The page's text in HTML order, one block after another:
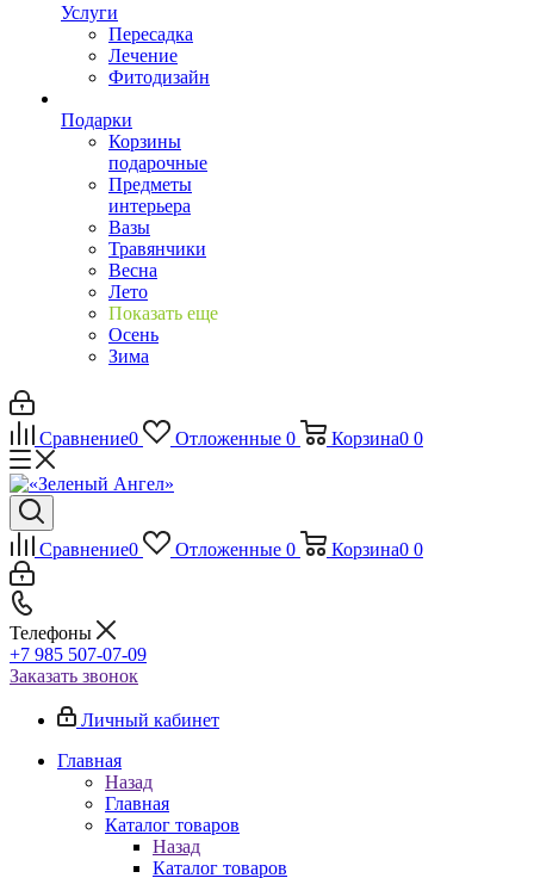
Услуги
Пересадка
Лечение
Фитодизайн
Подарки
Корзины
подарочные
Предметы
интерьера
Вазы
Травянчики
Весна
Лето
Показать еще
Осень
Зима
Сравнение0 Отложенные 0 Корзина0 0
Сравнение0 Отложенные 0 Корзина0 0
Телефоны
+7 985 507-07-09
Заказать звонок
Личный кабинет
Главная
Назад
Главная
Каталог товаров
Назад
Каталог товаров